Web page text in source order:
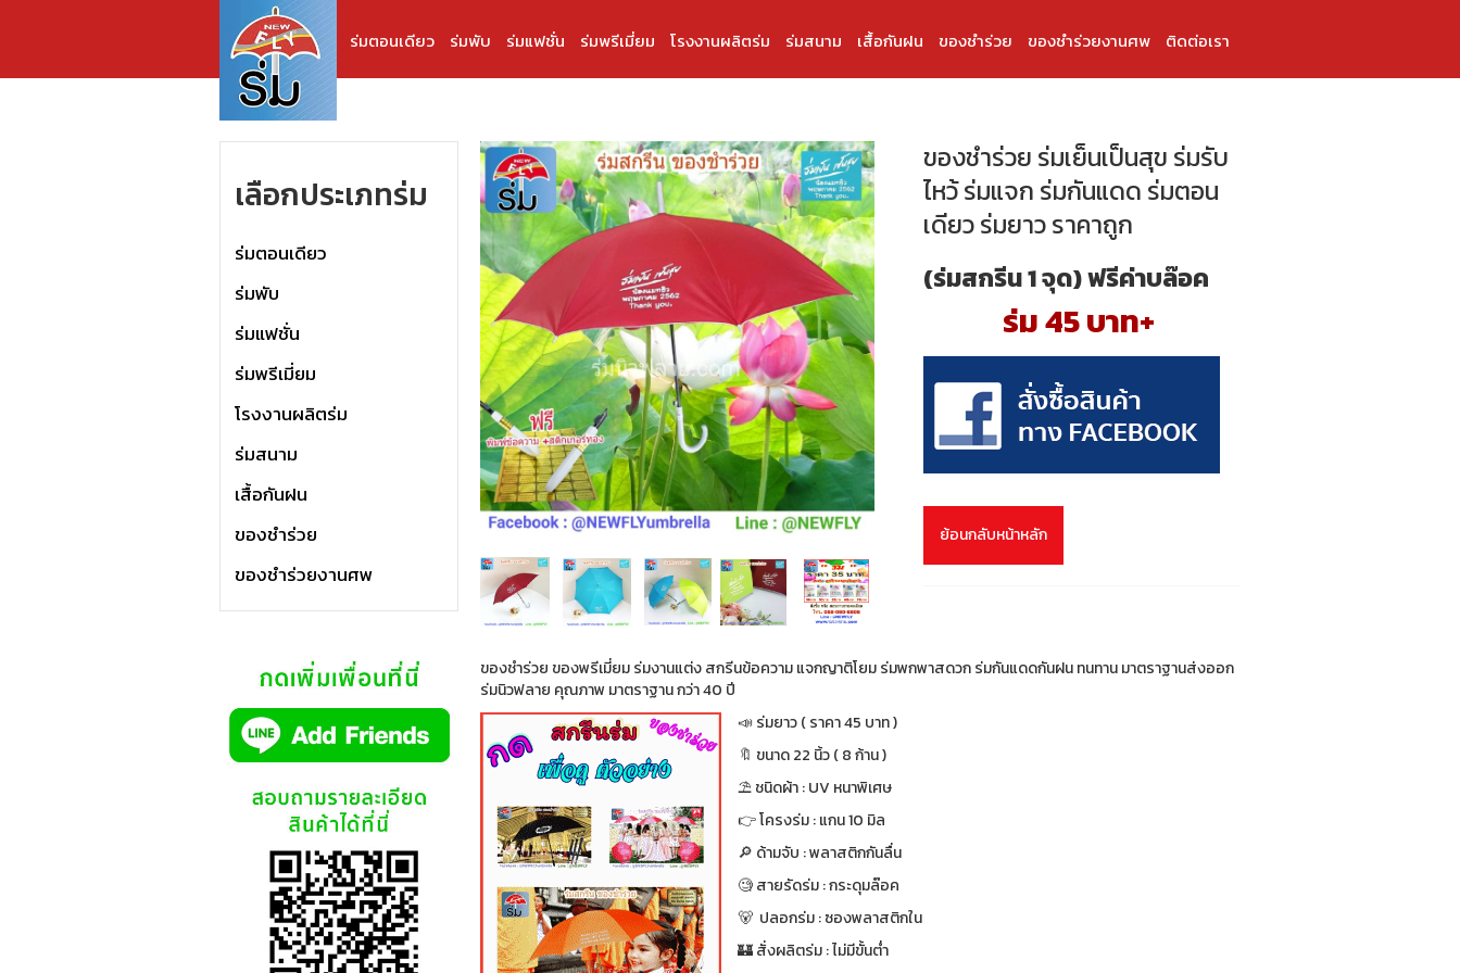
ร่มตอนเดียว ร่มพับ ร่มแฟชั่น ร่มพรีเมี่ยม โรงงานผลิตร่ม ร่มสนาม เสื้อกันฝน ของชำร่วย ของชำร่วยงานศพ ติดต่อเรา
เลือกประเภทร่ม
ร่มตอนเดียว
ร่มพับ
ร่มแฟชั่น
ร่มพรีเมี่ยม
โรงงานผลิตร่ม
ร่มสนาม
เสื้อกันฝน
ของชำร่วย
ของชำร่วยงานศพ
ของชำร่วย ร่มเย็นเป็นสุข ร่มรับ
ไหว้ ร่มแจก ร่มกันแดด ร่มตอน
เดียว ร่มยาว ราคาถูก
(ร่มสกรีน 1 จุด) ฟรีค่าบล๊อค
ร่ม 45 บาท+
ย้อนกลับหน้าหลัก
ของชำร่วย ของพรีเมี่ยม ร่มงานแต่ง สกรีนข้อความ แจกญาติโยม ร่มพกพาสดวก ร่มกันแดดกันฝน ทนทาน มาตราฐานส่งออก
ร่มนิวฟลาย คุณภาพ มาตราฐาน กว่า 40 ปี
📣 ร่มยาว ( ราคา 45 บาท )
🔖 ขนาด 22 นิ้ว ( 8 ก้าน )
⛱ ชนิดผ้า : UV หนาพิเศษ
👉 โครงร่ม : แกน 10 มิล
🔎 ด้ามจับ : พลาสติกกันลื่น
🧐 สายรัดร่ม : กระดุมล๊อค
🐻 ปลอกร่ม : ซองพลาสติกใน
🏰 สั่งผลิตร่ม : ไม่มีขั้นต่ำ